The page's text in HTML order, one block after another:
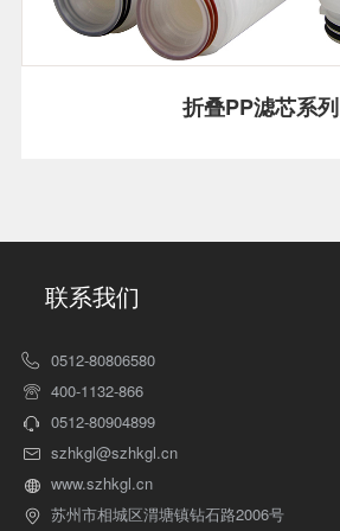
折叠PP滤芯系列
联系我们
0512-80806580
400-1132-866
0512-80904899
szhkgl@szhkgl.cn
www.szhkgl.cn
苏州市相城区渭塘镇钻石路2006号